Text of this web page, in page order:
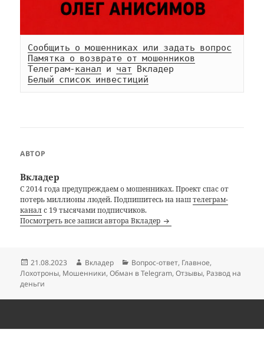
Сообщить о мошенниках или задать вопрос
Памятка о возврате от мошенников
Телеграм-канал и чат
Белый список инвестиций
АВТОР
Вкладер
С 2014 года предупреждаем о мошенниках. Проект спас от
потерь миллионы людей. Подпишитесь на наштелеграм-
каналс 19 тысячами подписчиков.
Посмотреть все записи автора Вкладер
Опубликовано
21.08.2023 Автор
Вкладер Рубрики
Вопрос-ответ, Главное,
Лохотроны, Мошенники,Обман в Telegram,Отзывы, Развод на
деньги